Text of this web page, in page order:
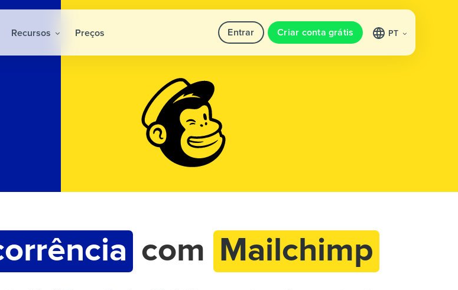
Recursos Preços Entrar Criar conta grátis PT
com Mailchimp